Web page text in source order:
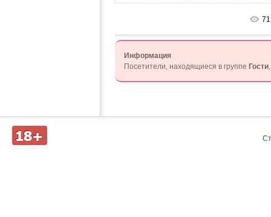
71
Информация
Посетители, находящиеся в группе Гости